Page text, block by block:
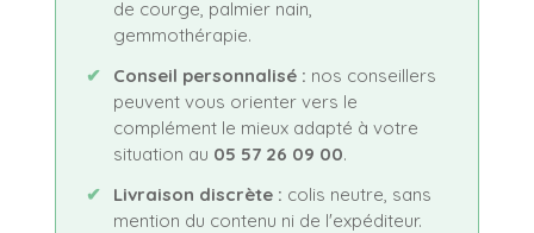
de courge, palmier nain,
gemmothérapie.
✔
Conseil personnalisé : nos conseillers
peuvent vous orienter vers le
complément le mieux adapté à votre
situation au 05 57 26 09 00.
✔
Livraison discrète : colis neutre, sans
mention du contenu ni de l'expéditeur.